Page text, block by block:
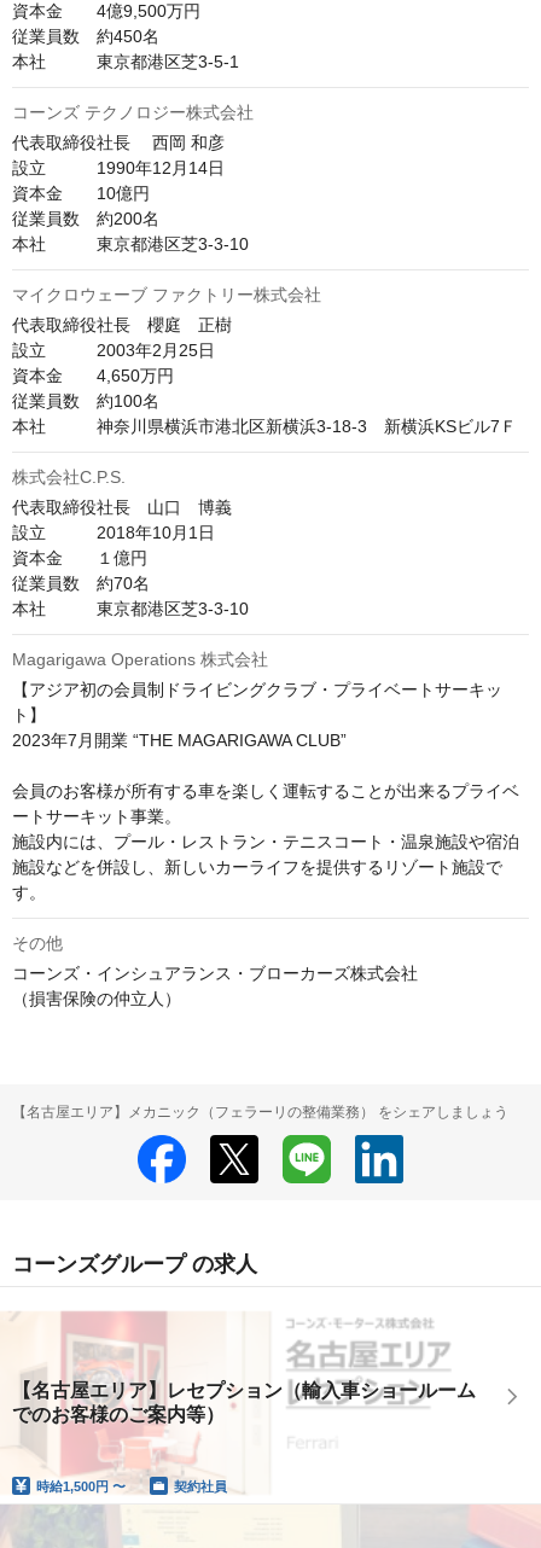
資本金　　4億9,500万円
従業員数　約450名
本社　　　東京都港区芝3-5-1
コーンズ テクノロジー株式会社
代表取締役社長 　西岡 和彦
設立　　　1990年12月14日
資本金　　10億円
従業員数　約200名
本社　　　東京都港区芝3-3-10
マイクロウェーブ ファクトリー株式会社
代表取締役社長　櫻庭　正樹
設立　　　2003年2月25日
資本金　　4,650万円
従業員数　約100名
本社　　　神奈川県横浜市港北区新横浜3-18-3　新横浜KSビル7Ｆ
株式会社C.P.S.
代表取締役社長　山口　博義
設立　　　2018年10月1日
資本金　　１億円
従業員数　約70名
本社　　　東京都港区芝3-3-10
Magarigawa Operations 株式会社
【アジア初の会員制ドライビングクラブ・プライベートサーキッ
ト】
2023年7月開業 “THE MAGARIGAWA CLUB”
会員のお客様が所有する車を楽しく運転することが出来るプライベ
ートサーキット事業。
施設内には、プール・レストラン・テニスコート・温泉施設や宿泊
施設などを併設し、新しいカーライフを提供するリゾート施設で
す。
その他
コーンズ・インシュアランス・ブローカーズ株式会社
【名古屋エリア】メカニック（フェラーリの整備業務） をシェアしましょう
コーンズグループ の求人
【名古屋エリア】レセプション（輸入車ショールーム
でのお客様のご案内等）
時給1,500円 〜 契約社員